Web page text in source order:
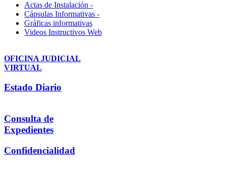
Actas de Instalación -
Cápsulas Informativas -
Gráficas informativas
Videos Instructivos Web
OFICINA JUDICIAL
VIRTUAL
Estado Diario
Consulta de
Expedientes
Confidencialidad